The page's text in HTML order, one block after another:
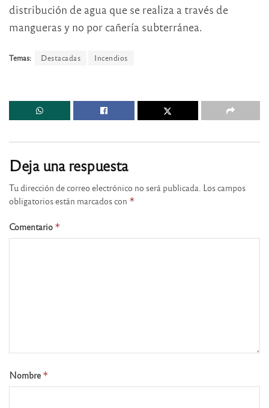
distribución de agua que se realiza a través de
mangueras y no por cañería subterránea.
Temas: Destacadas Incendios
Deja una respuesta
Tu dirección de correo electrónico no será publicada. Los campos
obligatorios están marcados con *
Comentario *
Nombre *